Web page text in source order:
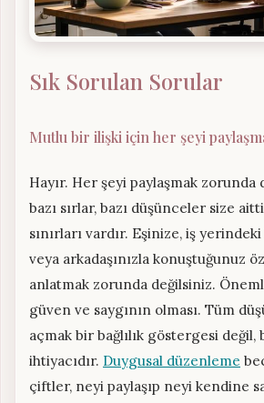
Sık Sorulan Sorular
Mutlu bir ilişki için her şeyi
Hayır. Her şeyi paylaşmak zorunda
bazı sırlar, bazı düşünceler size
sınırları vardır. Eşinize, iş
veya arkadaşınızla konuştuğunuz
anlatmak zorunda değilsiniz.
güven ve saygının olması. Tüm
açmak bir bağlılık göstergesi
ihtiyacıdır. Duygusal düzenleme
çiftler, neyi paylaşıp neyi kendine